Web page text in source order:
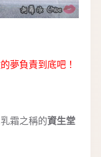
夢負責到底吧！
霜之稱的資生堂